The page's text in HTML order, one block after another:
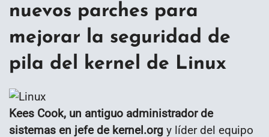
nuevos parches para
mejorar la seguridad de
pila del kernel de Linux
Kees Cook, un antiguo administrador de
sistemas en jefe de kernel.org y líder del equipo